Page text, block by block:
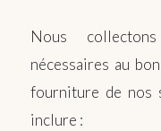
Nous
nécessaires au
fourniture de nos
inclure :